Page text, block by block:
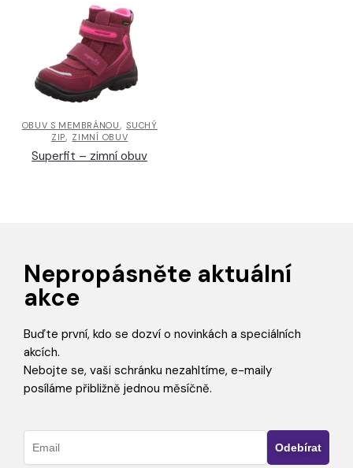
OBUV S MEMBRÁNOU,SUCHÝ
ZIP, ZIMNÍ OBUV
Superfit – zimní obuv
Nepropásněte aktuální
akce
Buďte první, kdo se dozví o novinkách a speciálních
akcích.
Nebojte se, vaši schránku nezahltíme, e-maily
posíláme přibližně jednou měsíčně.